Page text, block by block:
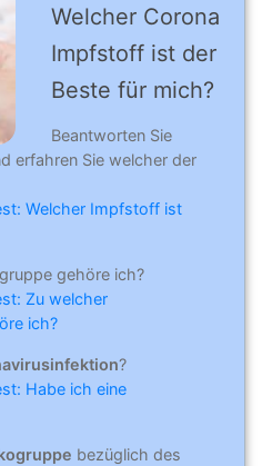
Welcher Corona
Impfstoff ist der
Beste für mich?
Beantworten Sie
erfahren Sie welcher der
Welcher Impfstoff ist
gehöre ich?
Zu welcher
ich?
?
Habe ich eine
bezüglich des